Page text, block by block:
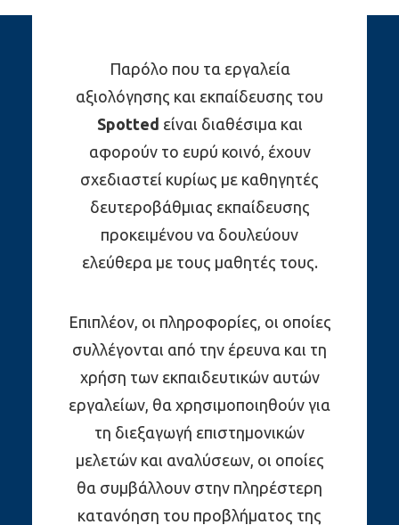
Παρόλο που τα εργαλεία
αξιολόγησης και εκπαίδευσης του
Spotted είναι διαθέσιμα και
αφορούν το ευρύ κοινό, έχουν
σχεδιαστεί κυρίως με καθηγητές
δευτεροβάθμιας εκπαίδευσης
προκειμένου να δουλεύουν
ελεύθερα με τους μαθητές τους.
Επιπλέον, οι πληροφορίες, οι οποίες
συλλέγονται από την έρευνα και τη
χρήση των εκπαιδευτικών αυτών
εργαλείων, θα χρησιμοποιηθούν για
τη διεξαγωγή επιστημονικών
μελετών και αναλύσεων, οι οποίες
θα συμβάλλουν στην πληρέστερη
κατανόηση του προβλήματος της